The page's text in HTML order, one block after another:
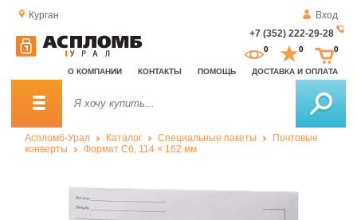
Курган
Вход
+7 (352) 222-29-28
О КОМПАНИИ КОНТАКТЫ ПОМОЩЬ ДОСТАВКА И ОПЛАТА
0 0 0
Аспломб-Урал Каталог Специальные пакеты
Почтовые
конверты
Формат C6, 114 × 162 мм